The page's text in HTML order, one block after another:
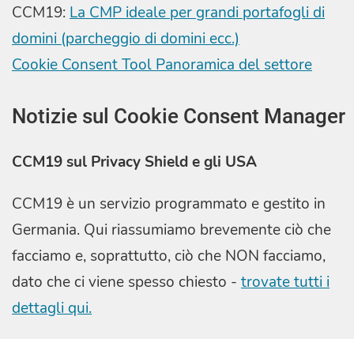
CCM19: La CMP ideale per grandi portafogli di
domini (parcheggio di domini ecc.)
Cookie Consent Tool Panoramica del settore
Notizie sul Cookie Consent Manager
CCM19 sul Privacy Shield e gli USA
CCM19 è un servizio programmato e gestito in
Germania. Qui riassumiamo brevemente ciò che
facciamo e, soprattutto, ciò che NON facciamo,
dato che ci viene spesso chiesto - trovate tutti i
dettagli qui.